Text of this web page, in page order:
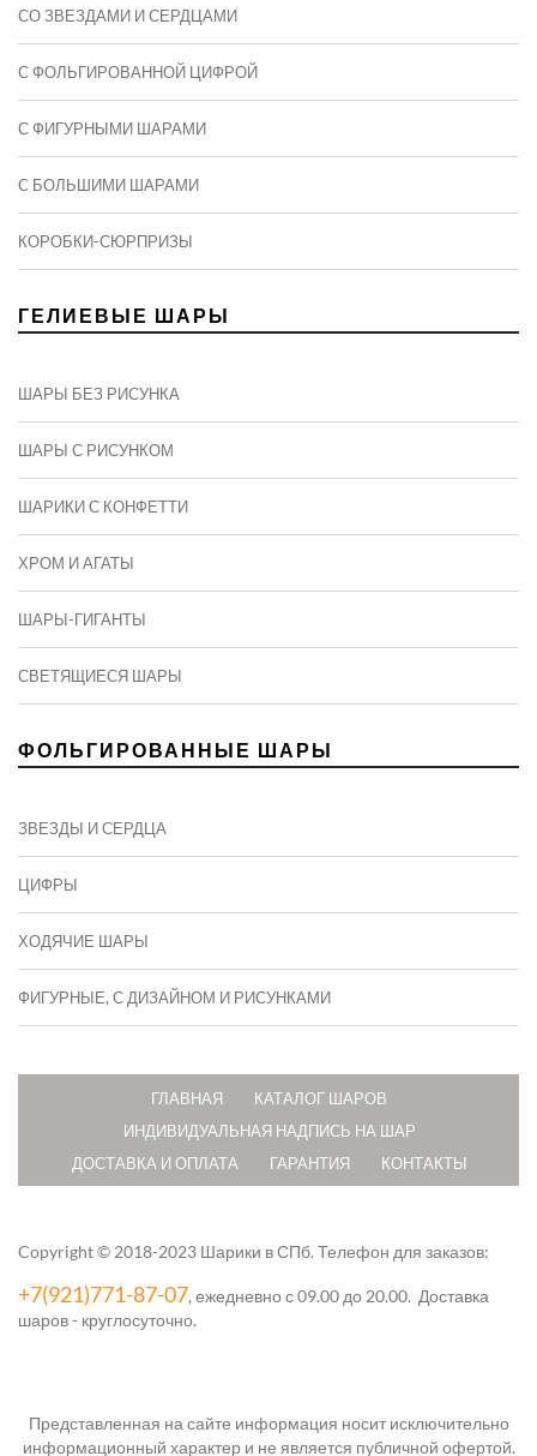
СО ЗВЕЗДАМИ И СЕРДЦАМИ
С ФОЛЬГИРОВАННОЙ ЦИФРОЙ
С ФИГУРНЫМИ ШАРАМИ
C БОЛЬШИМИ ШАРАМИ
КОРОБКИ-СЮРПРИЗЫ
ГЕЛИЕВЫЕ ШАРЫ
ШАРЫ БЕЗ РИСУНКА
ШАРЫ С РИСУНКОМ
ШАРИКИ С КОНФЕТТИ
ХРОМ И АГАТЫ
ШАРЫ-ГИГАНТЫ
СВЕТЯЩИЕСЯ ШАРЫ
ФОЛЬГИРОВАННЫЕ ШАРЫ
ЗВЕЗДЫ И СЕРДЦА
ЦИФРЫ
ХОДЯЧИЕ ШАРЫ
ФИГУРНЫЕ, С ДИЗАЙНОМ И РИСУНКАМИ
ГЛАВНАЯ
КАТАЛОГ ШАРОВ
ИНДИВИДУАЛЬНАЯ НАДПИСЬ НА ШАР
ДОСТАВКА И ОПЛАТА
ГАРАНТИЯ КОНТАКТЫ
Copyright © 2018-2023 Шарики в СПб.Телефон для заказов:
+7(921)771-87-07, ежедневно с 09.00 до 20.00. Доставка
шаров - круглосуточно.
Представленная на сайте информация носит исключительно
информационный характер и не является публичной офертой.